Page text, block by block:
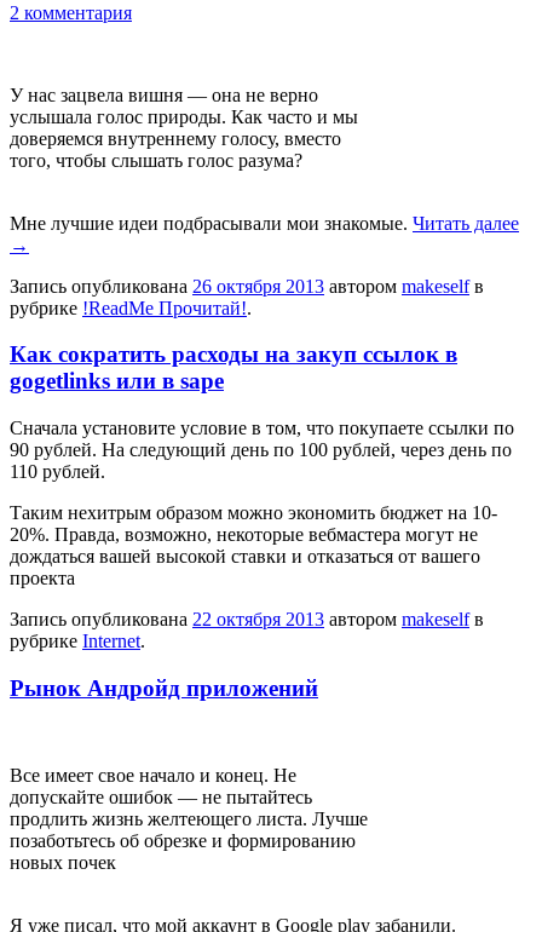
2 комментария
У нас зацвела вишня — она не верно
услышала голос природы. Как часто и мы
доверяемся внутреннему голосу, вместо
того, чтобы слышать голос разума?
Мне лучшие идеи подбрасывали мои знакомые. Читать далее
→
Запись опубликована 26 октября 2013 автором makeselfв
рубрике !ReadMe Прочитай!.
Как сократить расходы на закуп ссылок в
gogetlinks или в sape
Сначала установите условие в том, что покупаете ссылки по
90 рублей. На следующий день по 100 рублей, через день по
110 рублей.
Таким нехитрым образом можно экономить бюджет на 10-
20%. Правда, возможно, некоторые вебмастера могут не
дождаться вашей высокой ставки и отказаться от вашего
проекта
Запись опубликована 22 октября 2013 автором makeselfв
рубрике Internet.
Рынок Андройд приложений
Все имеет свое начало и конец. Не
допускайте ошибок — не пытайтесь
продлить жизнь желтеющего листа. Лучше
позаботьтесь об обрезке и формированию
новых почек
Я уже писал, что мой аккаунт в Google play забанили.